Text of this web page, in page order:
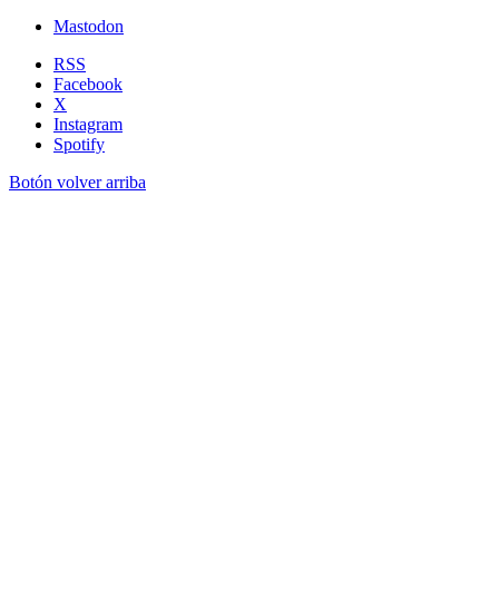
Mastodon
RSS
Facebook
X
Instagram
Spotify
Botón volver arriba